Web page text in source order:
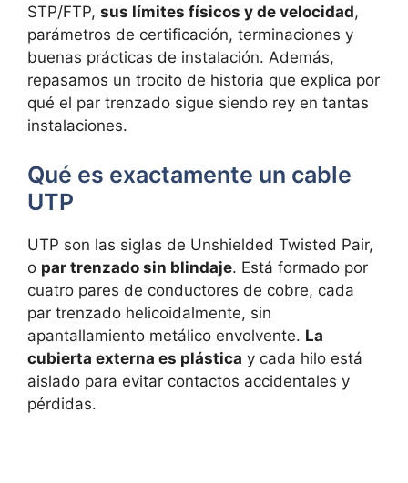
STP/FTP, sus límites físicos y de velocidad,
parámetros de certificación, terminaciones y
buenas prácticas de instalación. Además,
repasamos un trocito de historia que explica por
qué el par trenzado sigue siendo rey en tantas
instalaciones.
Qué es exactamente un cable
UTP
UTP son las siglas de Unshielded Twisted Pair,
o par trenzado sin blindaje. Está formado por
cuatro pares de conductores de cobre, cada
par trenzado helicoidalmente, sin
apantallamiento metálico envolvente. La
cubierta externa es plástica y cada hilo está
aislado para evitar contactos accidentales y
pérdidas.